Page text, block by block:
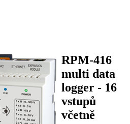
RPM-416
multi data
logger - 16
vstupů
včetně